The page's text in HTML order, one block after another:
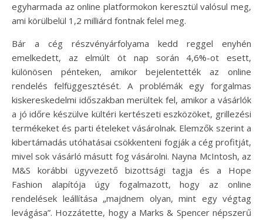
egyharmada az online platformokon keresztül valósul meg,
ami körülbelül 1,2 milliárd fontnak felel meg.
Bár a cég részvényárfolyama kedd reggel enyhén
emelkedett, az elmúlt öt nap során 4,6%-ot esett,
különösen pénteken, amikor bejelentették az online
rendelés felfüggesztését. A problémák egy forgalmas
kiskereskedelmi időszakban merültek fel, amikor a vásárlók
a jó időre készülve kültéri kertészeti eszközöket, grillezési
termékeket és parti ételeket vásárolnak. Elemzők szerint a
kibertámadás utóhatásai csökkenteni fogják a cég profitját,
mivel sok vásárló másutt fog vásárolni. Nayna McIntosh, az
M&S korábbi ügyvezető bizottsági tagja és a Hope
Fashion alapítója úgy fogalmazott, hogy az online
rendelések leállítása „majdnem olyan, mint egy végtag
levágása”. Hozzátette, hogy a Marks & Spencer népszerű